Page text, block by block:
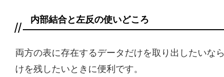
内部結合と左反の使いどころ
両方の表に存在するデータだけを取り出したいなら
けを残したいときに便利です。